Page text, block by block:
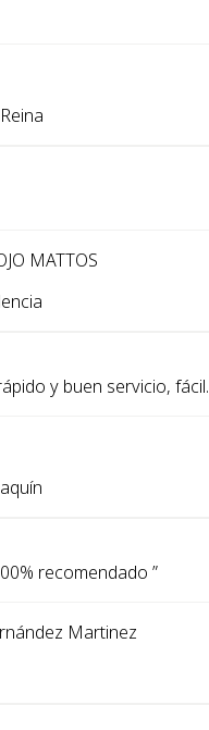
MATTOS
y buen servicio, fácil.
recomendado ”
Martinez